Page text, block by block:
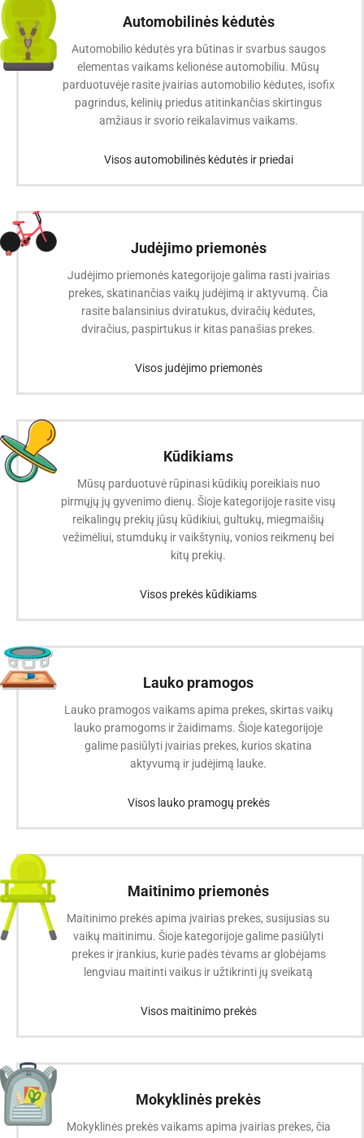
Automobilinės kėdutės
Automobilio kėdutės yra būtinas ir svarbus saugos
elementas vaikams kelionėse automobiliu. Mūsų
parduotuvėje rasite įvairias automobilio kėdutes, isofix
pagrindus, kelinių priedus atitinkančias skirtingus
amžiaus ir svorio reikalavimus vaikams.
Visos automobilinės kėdutės ir priedai
Judėjimo priemonės
Judėjimo priemonės kategorijoje galima rasti įvairias
prekes, skatinančias vaikų judėjimą ir aktyvumą. Čia
rasite balansinius dviratukus, dviračių kėdutes,
dviračius, paspirtukus ir kitas panašias prekes.
Visos judėjimo priemonės
Kūdikiams
Mūsų parduotuvė rūpinasi kūdikių poreikiais nuo
pirmųjų jų gyvenimo dienų. Šioje kategorijoje rasite visų
reikalingų prekių jūsų kūdikiui, gultukų, miegmaišių
vežimėliui, stumdukų ir vaikštynių, vonios reikmenų bei
kitų prekių.
Visos prekės kūdikiams
Lauko pramogos
Lauko pramogos vaikams apima prekes, skirtas vaikų
lauko pramogoms ir žaidimams. Šioje kategorijoje
galime pasiūlyti įvairias prekes, kurios skatina
aktyvumą ir judėjimą lauke.
Visos lauko pramogų prekės
Maitinimo priemonės
Maitinimo prekės apima įvairias prekes, susijusias su
vaikų maitinimu. Šioje kategorijoje galime pasiūlyti
prekes ir įrankius, kurie padės tėvams ar globėjams
lengviau maitinti vaikus ir užtikrinti jų sveikatą
Visos maitinimo prekės
Mokyklinės prekės
Mokyklinės prekės vaikams apima įvairias prekes, čia